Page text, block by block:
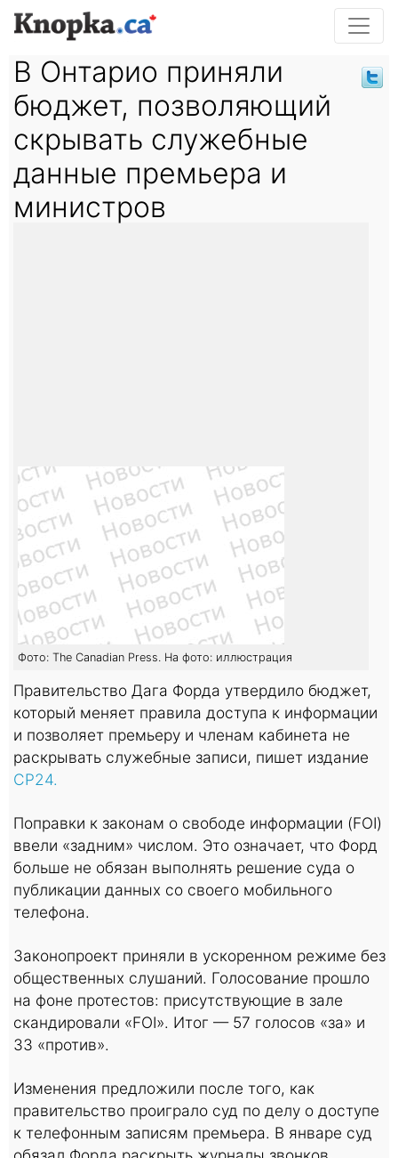
В Онтарио приняли
бюджет, позволяющий
скрывать служебные
данные премьера и
министров
Фото: The Canadian Press. На фото: иллюстрация
Правительство Дага Форда утвердило бюджет,
который меняет правила доступа к информации
и позволяет премьеру и членам кабинета не
раскрывать служебные записи, пишет издание
CP24.
Поправки к законам о свободе информации (FOI)
ввели «задним» числом. Это означает, что Форд
больше не обязан выполнять решение суда о
публикации данных со своего мобильного
телефона.
Законопроект приняли в ускоренном режиме без
общественных слушаний. Голосование прошло
на фоне протестов: присутствующие в зале
скандировали «FOI». Итог — 57 голосов «за» и
33 «против».
Изменения предложили после того, как
правительство проиграло суд по делу о доступе
к телефонным записям премьера. В январе суд